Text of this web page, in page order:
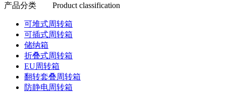
产品分类 Product classification
可堆式周转箱
可插式周转箱
储纳箱
折叠式周转箱
EU周转箱
翻转套叠周转箱
防静电周转箱